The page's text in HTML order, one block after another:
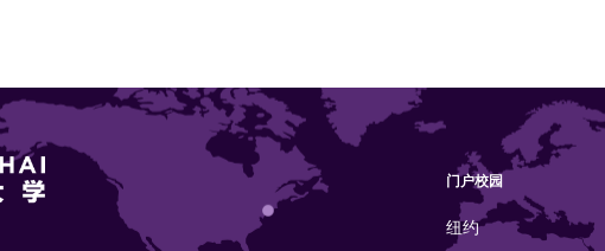
门户校园
纽约